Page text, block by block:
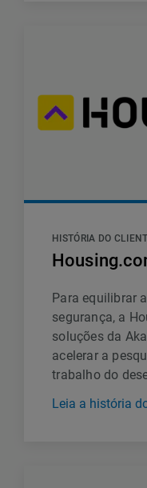
HISTÓRIA DO
Para equilibrar
segurança, a
soluções da
acelerar a
trabalho do
Leia a história